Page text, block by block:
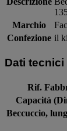
Marchio
Confezione il
Dati tecnici
Rif.
Capacità
Beccuccio,